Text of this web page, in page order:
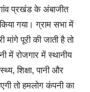
प्रखंड के अंबाजीत
गया। ग्राम सभा में
पूरी की जाती है तो
में रोजगार में स्थानीय
शिक्षा, पानी और
तो हमलोग कंपनी का